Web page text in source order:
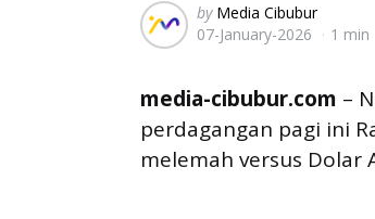
Posted
by
by Media Cibubur
07-January-2026
1 min
media-cibubur.com –
perdagangan pagi ini
melemah versus Dolar